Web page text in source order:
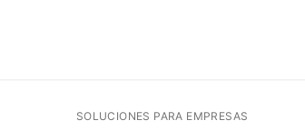
SOLUCIONES PARA EMPRESAS